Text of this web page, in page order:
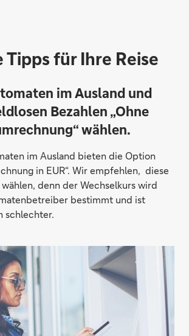
Tipps für Ihre Reise
im Ausland und
Bezahlen „Ohne
wählen.
im Ausland bieten die Option
in EUR“. Wir empfehlen, diese
denn der Wechselkurs wird
bestimmt und ist
schlechter.